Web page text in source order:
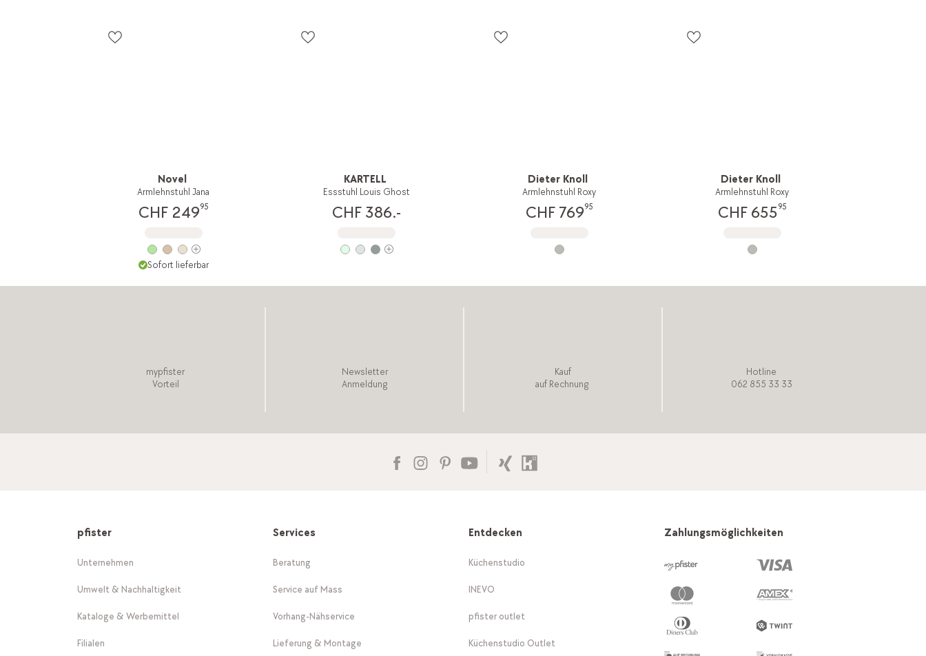
Novel
Armlehnstuhl Jana
CHF 24995
Sofort lieferbar
KARTELL
Essstuhl Louis Ghost
CHF 386.-
Dieter Knoll
Armlehnstuhl Roxy
CHF 76995
Dieter Knoll
Armlehnstuhl Roxy
CHF 65595
mypfister
Vorteil
Newsletter
Anmeldung
Kauf
auf Rechnung
Hotline
062 855 33 33
pfister
Unternehmen
Umwelt & Nachhaltigkeit
Kataloge & Werbemittel
Filialen
Services
Beratung
Service auf Mass
Vorhang-Nähservice
Lieferung & Montage
Entdecken
Küchenstudio
INEVO
pfister outlet
Küchenstudio Outlet
Zahlungsmöglichkeiten